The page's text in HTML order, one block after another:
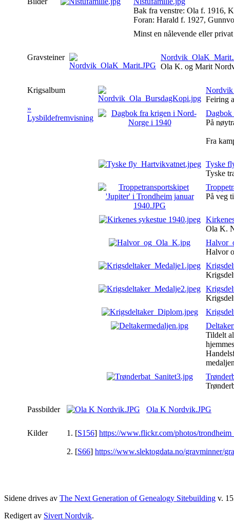
Bak fra venstre: Ola f. 1916,
Foran: Harald f. 1927,
Minst en nålevende eller
Gravsteiner
Ola K. og Marit
Krigsalbum
»
Lysbildefremvisning
Feiring
Dagbok
På
Fra
Tyske
Tyske
På veg
Ola K.
Halvor
Tildelt
Passbilder Ola K Nordvik.JPG
Kilder [S156] https://www.flickr.com/photos/
[S66] https://www.slektogdata.no/gravminner/
Sidene drives av The Next Generation of Genealogy Sitebuilding v.
Redigert av Sivert Nordvik.